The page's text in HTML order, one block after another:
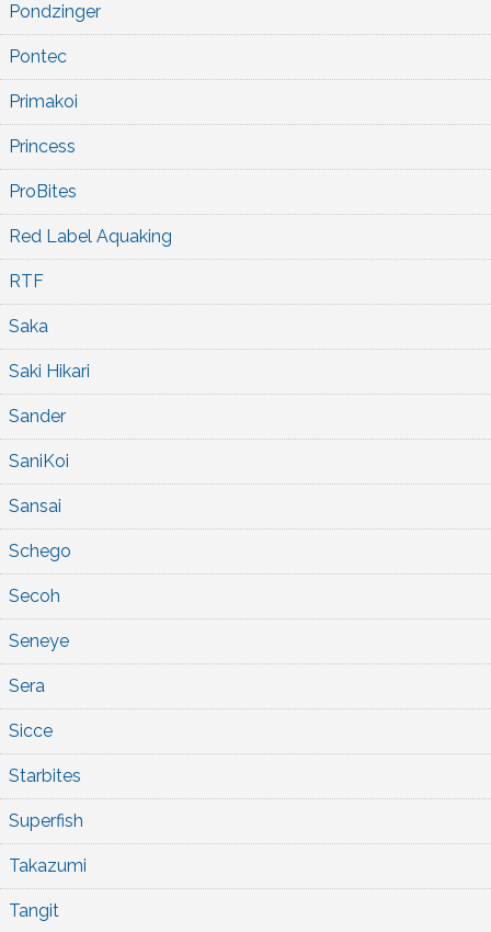
Pondzinger
Pontec
Primakoi
Princess
ProBites
Red Label Aquaking
RTF
Saka
Saki Hikari
Sander
SaniKoi
Sansai
Schego
Secoh
Seneye
Sera
Sicce
Starbites
Superfish
Takazumi
Tangit